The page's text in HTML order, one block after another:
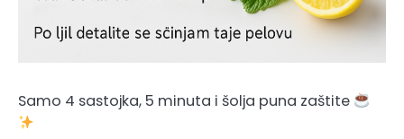
Samo 4 sastojka, 5 minuta i šolja puna zaštite